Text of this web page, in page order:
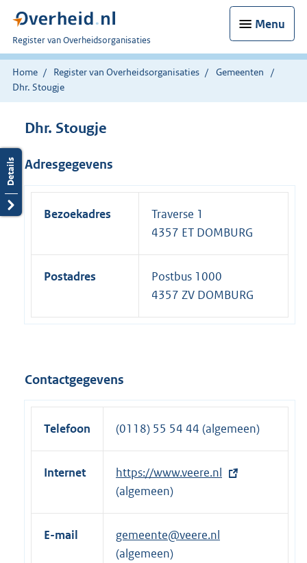
Menu
U
bent
nu
hier:
Register van Overheidsorganisaties
Home Register van Overheidsorganisaties
Gemeenten
Dhr. Stougje
Dhr. Stougje
Adresgegevens
Bezoekadres
Traverse 1
4357 ET DOMBURG
Postadres
Postbus 1000
4357 ZV DOMBURG
Contactgegevens
Telefoon (0118) 55 54 44 (algemeen)
Internet
E
x
t
r
https://www.veere.nl
(algemeen)
E-mail
gemeente@veere.nl
(algemeen)